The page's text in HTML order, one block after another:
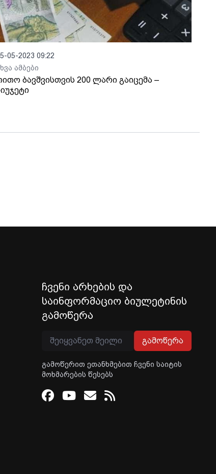
05-2023 09:22
ამბები
ბავშვისთვის 200 ლარი გაიცემა –
ჩვენი არხების და
საინფორმაციო ბიულეტინის
გამოწერა
გამოწერა
გამოწერით ეთანხმებით ჩვენი საიტის
მოხმარების წესებს
Facebook
Youtube
Email
RSS